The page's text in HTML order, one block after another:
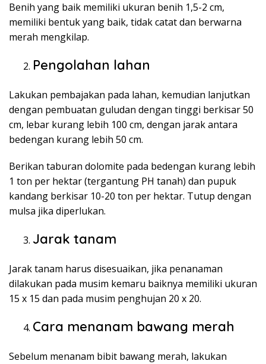
Benih yang baik memiliki ukuran benih 1,5-2 cm,
memiliki bentuk yang baik, tidak catat dan berwarna
merah mengkilap.
Pengolahan lahan
Lakukan pembajakan pada lahan, kemudian lanjutkan
dengan pembuatan guludan dengan tinggi berkisar 50
cm, lebar kurang lebih 100 cm, dengan jarak antara
bedengan kurang lebih 50 cm.
Berikan taburan dolomite pada bedengan kurang lebih
1 ton per hektar (tergantung PH tanah) dan pupuk
kandang berkisar 10-20 ton per hektar. Tutup dengan
mulsa jika diperlukan.
Jarak tanam
Jarak tanam harus disesuaikan, jika penanaman
dilakukan pada musim kemaru baiknya memiliki ukuran
15 x 15 dan pada musim penghujan 20 x 20.
Cara menanam bawang merah
Sebelum menanam bibit bawang merah, lakukan